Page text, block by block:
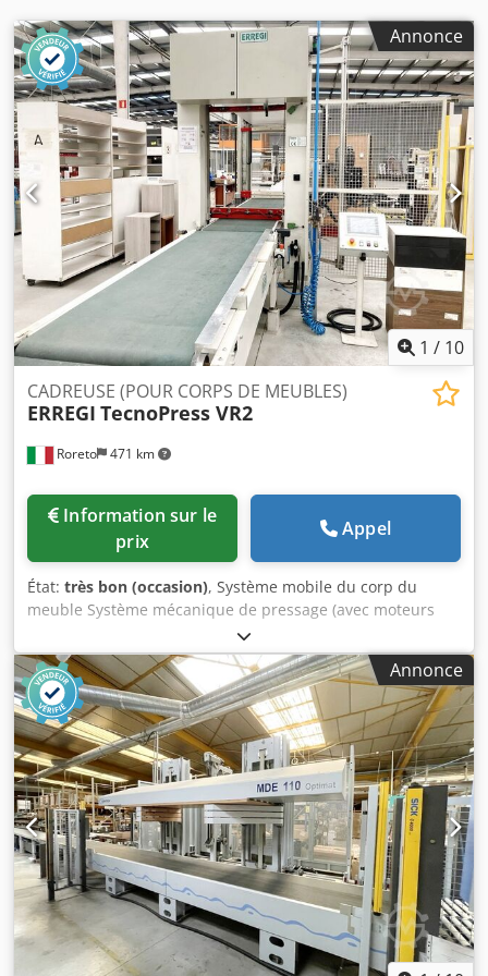
Annonce
1 / 10
Roreto 471 km
CADREUSE (POUR CORPS DE MEUBLES)
ERREGI TecnoPress VR2
prix
Appel
État: très bon (occasion), Système mobile du corp du
meuble Système mécanique de pressage (avec moteurs
asynchrones + inverter) Système d'auto-centrage Tapis
motorisé (au défilé dans la cadreuse) mm 4500 Vitesse
réglable d'entrainement (m/min) 10-40 Longueur totale de
la Cadreuse (mm) 4500 Poussoir vertical mobile, Poussoir
horizontal mobile DIMENSIONS des CORPS de MEUBLE
Longeur minimale du corp de meuble (mm) 250 Longeur
maximale du corp de meuble (mm) 2500 Profondeur
(largeur) minimal du corp de meuble (mm) 200 Profondeur
(largeur) maximale du corp de meuble (mm) 700 Hauteur
minimal du corp de meuble (mm) 250 Hauteur maximale
du corp de meuble (mm) 1200 Tapis motorisé à l'entrée de
la Cadreuse Longueur du tapis à l'entrée de la Cadreuse
(mm) 2500 Programmateur électronique PLC (Armoire
électrique et de commande separé) Chodpfx Akegz Acajaoa
Puissance Totale installée (Kw) 7 Agrafeuse E/S 250
Annonce